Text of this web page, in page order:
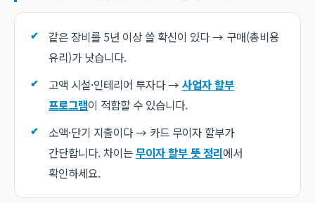
같은 장비를 5년 이상 쓸 확신이 있다 → 구매(총비용
유리)가 낫습니다.
고액 시설·인테리어 투자다 → 사업자 할부
프로그램이 적합할 수 있습니다.
소액·단기 지출이다 → 카드 무이자 할부가
간단합니다. 차이는무이자 할부 뜻 정리에서
확인하세요.